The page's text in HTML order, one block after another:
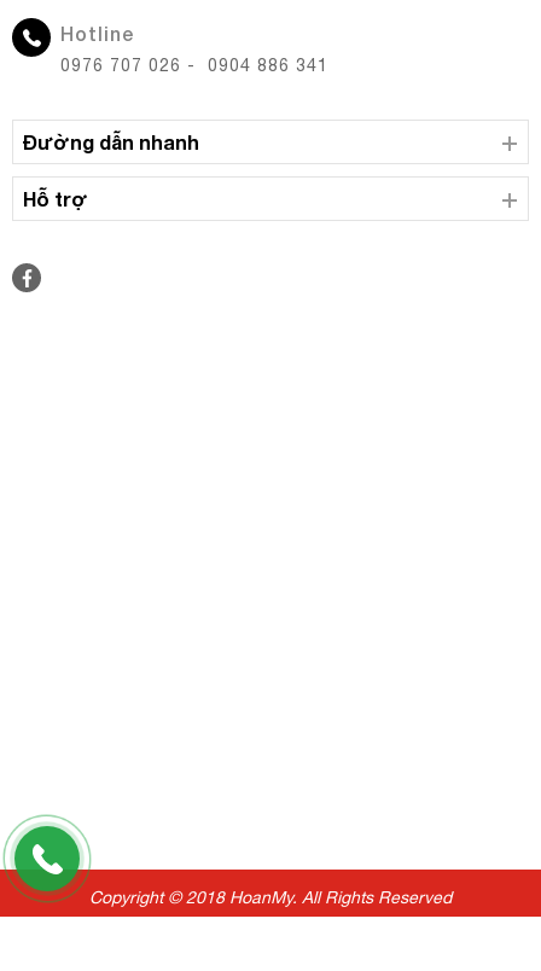
Hotline
0976 707 026 - 0904 886 341
Đường dẫn nhanh
Hỗ trợ
Copyright © 2018 HoanMy. All Rights Reserved